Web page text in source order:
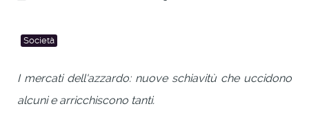
Società
I mercati dell'azzardo: nuove schiavitù che uccidono
alcuni e arricchiscono tanti.